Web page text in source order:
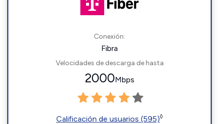
Conexión:
Fibra
Velocidades de descarga de hasta
2000Mbps
Calificación de usuarios (595)◊